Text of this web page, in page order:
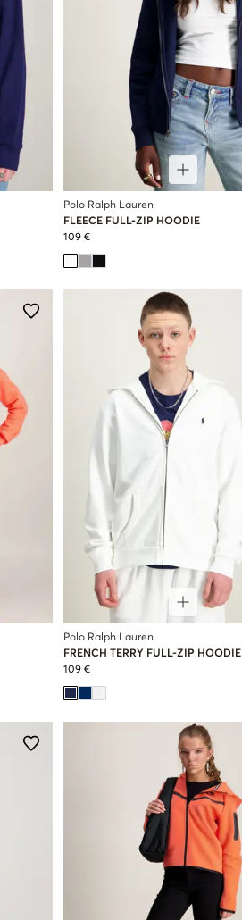
Polo Ralph Lauren
FLEECE FULL-ZIP HOODIE
109 €
Polo Ralph Lauren
FRENCH TERRY FULL-ZIP HOODIE
109 €